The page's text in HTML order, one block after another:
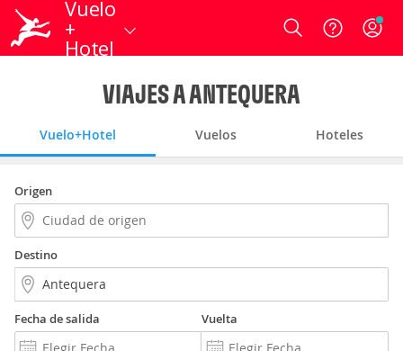
Vuelo
+
Hotel
Login
VIAJES A ANTEQUERA
Vuelo+Hotel Vuelos Hoteles
Origen
Destino
Fecha de salida Vuelta